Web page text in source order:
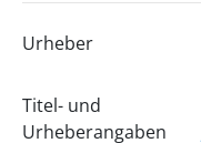
Urheber
Titel- und
Urheberangaben